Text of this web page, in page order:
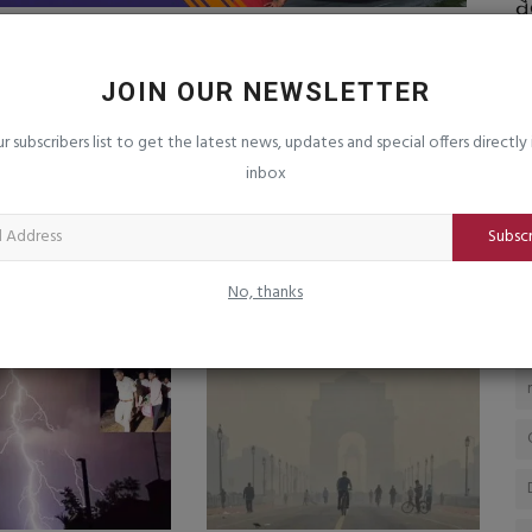
JOIN OUR NEWSLETTER
subscribers list to get the latest news, updates and special offers directly
inbox
No, thanks
12મા નેશનલ હેન્ડલૂમ ડે નિમિત્તે ગુજરાતની
saurashtrabhoomi Aug 6, 2026 0
ઉત્પાદનોની વિદેશમાં વધતી...